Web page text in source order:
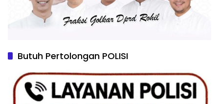
Butuh Pertolongan POLISI